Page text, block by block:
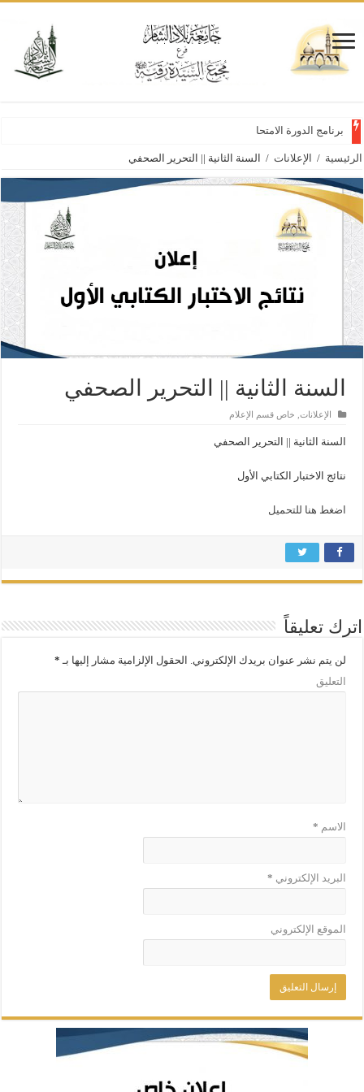
برنامج الدورة الامتحانية
الرئيسية / الإعلانات / ­السنة الثانية ­|| التحرير الصحفي
­السنة الثانية ­|| التحرير الصحفي
الإعلانات خاص قسم الإعلام
السنة الثانية ­|| التحرير الصحفي
نتائج الاختبار الكتابي الأول
اضغط هنا للتحميل
اترك تعليقاً
لن يتم نشر عنوان بريدك الإلكتروني. الحقول الإلزامية مشار إليها بـ *
التعليق
الاسم *
البريد الإلكتروني *
الموقع الإلكتروني